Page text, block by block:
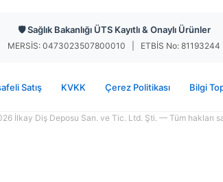
🛡️ Sağlık Bakanlığı ÜTS Kayıtlı & Onaylı Ürünler
MERSİS: 0473023507800010 | ETBİS No: 81193244
Satış KVKK Çerez Politikası Bilgi
İlkay Diş Deposu San. ve Tic. Ltd. Şti. — Tüm hakları